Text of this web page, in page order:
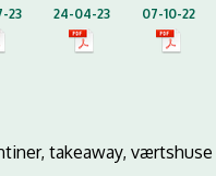
23 24-04-23 07-10-22
takeaway, værtshuse